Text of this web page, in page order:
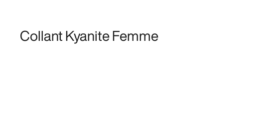
Collant Kyanite Femme